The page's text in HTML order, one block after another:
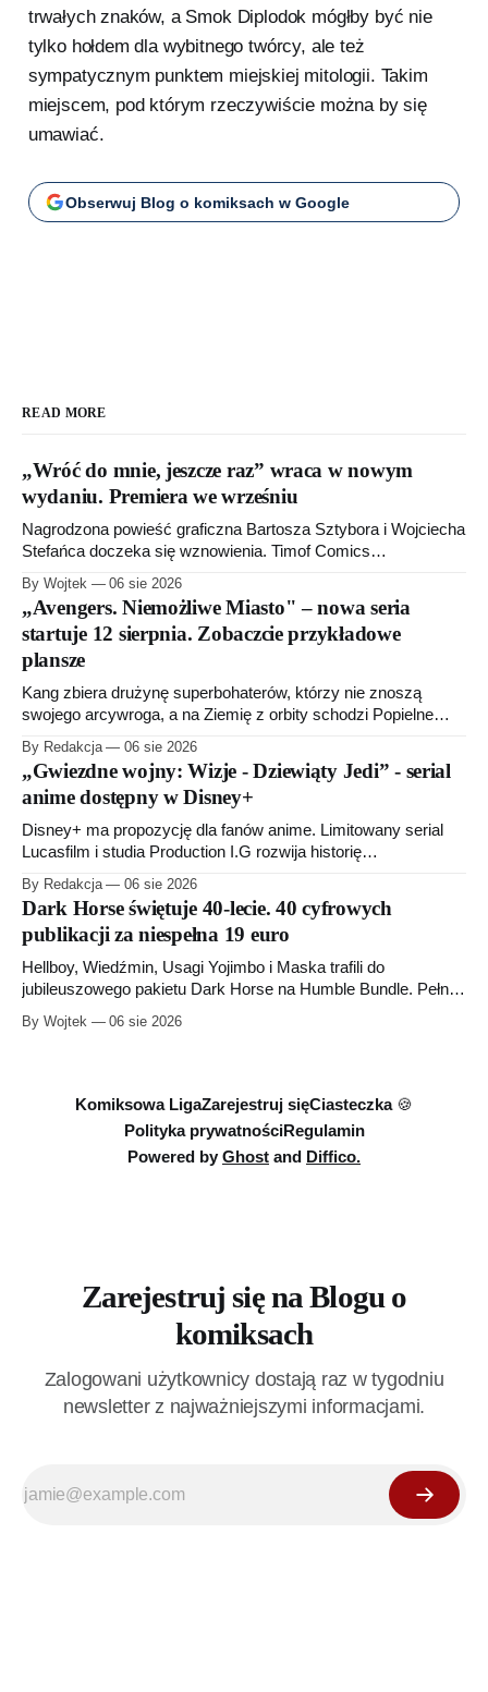
trwałych znaków, a Smok Diplodok mógłby być nie
tylko hołdem dla wybitnego twórcy, ale też
sympatycznym punktem miejskiej mitologii. Takim
miejscem, pod którym rzeczywiście można by się
umawiać.
Obserwuj Blog o komiksach w Google
READ MORE
„Wróć do mnie, jeszcze raz” wraca w nowym
wydaniu. Premiera we wrześniu
Nagrodzona powieść graficzna Bartosza Sztybora i Wojciecha
Stefańca doczeka się wznowienia. Timof Comics
przygotowuje nową edycję albumu „Wróć do mnie, jeszcze
raz”, którego pierwsze wydanie ukazało się w 2015 roku.
By Wojtek 06 sie 2026
„Avengers. Niemożliwe Miasto" – nowa seria
startuje 12 sierpnia. Zobaczcie przykładowe
plansze
Kang zbiera drużynę superbohaterów, którzy nie znoszą
swojego arcywroga, a na Ziemię z orbity schodzi Popielne
Przymierze z królem Arturem na czele. Pierwszy tom nowej
serii Avengers autorstwa Jeda MacKaya trafia do sklepów 12
sierpnia. Rzućcie okiem na przykładowe plansze.
By Redakcja 06 sie 2026
„Gwiezdne wojny: Wizje - Dziewiąty Jedi” - serial
anime dostępny w Disney+
Disney+ ma propozycję dla fanów anime. Limitowany serial
Lucasfilm i studia Production I.G rozwija historię
zapoczątkowaną w krótkometrażówkach „Dziewiąty Jedi”
oraz „Dziewiąty Jedi: Dziecko nadziei" z serii „Gwiezdne
wojny: Wizje”. Wszystkie osiem odcinków jest już dostępnych
w Disney+.
By Redakcja 06 sie 2026
Dark Horse świętuje 40-lecie. 40 cyfrowych
publikacji za niespełna 19 euro
Hellboy, Wiedźmin, Usagi Yojimbo i Maska trafili do
jubileuszowego pakietu Dark Horse na Humble Bundle. Pełny
zestaw obejmuje 40 cyfrowych publikacji i kosztuje 18,71
euro. Oferta kończy się 13 sierpnia.
By Wojtek 06 sie 2026
Komiksowa LigaZarejestruj sięCiasteczka 🍪
Polityka prywatnościRegulamin
Powered by Ghost and Diffico.
Zarejestruj się na Blogu o
komiksach
Zalogowani użytkownicy dostają raz w tygodniu
newsletter z najważniejszymi informacjami.